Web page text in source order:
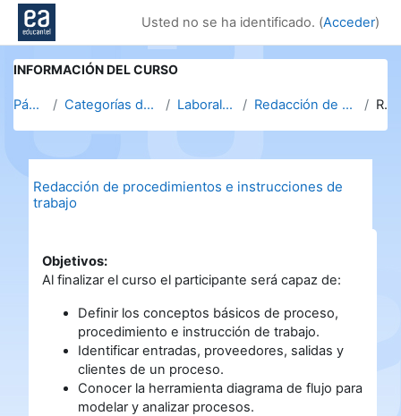
Salta al contenido principal
Usted no se ha identificado. (Acceder)
INFORMACIÓN DEL CURSO
Página Principal Categorías de cursos. Clic en la categoría para v... Laborales y de emprendimiento Redacción de procedimientos e instrucciones de tra... Resumen
Redacción de procedimientos e instrucciones de
trabajo
Objetivos:
Al finalizar el curso el participante será capaz de:
Definir los conceptos básicos de proceso,
procedimiento e instrucción de trabajo.
Identificar entradas, proveedores, salidas y
clientes de un proceso.
Conocer la herramienta diagrama de flujo para
modelar y analizar procesos.